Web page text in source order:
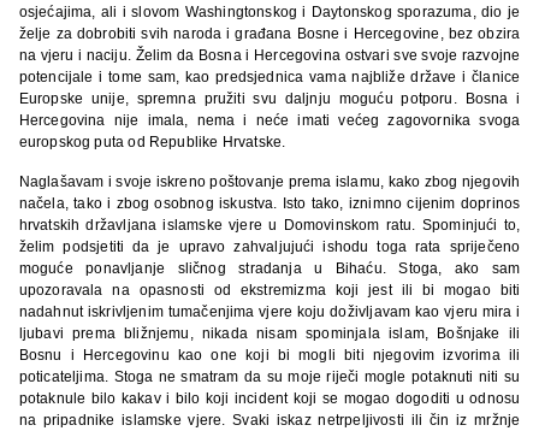
osjećajima, ali i slovom Washingtonskog i Daytonskog sporazuma, dio je
želje za dobrobiti svih naroda i građana Bosne i Hercegovine, bez obzira
na vjeru i naciju. Želim da Bosna i Hercegovina ostvari sve svoje razvojne
potencijale i tome sam, kao predsjednica vama najbliže države i članice
Europske unije, spremna pružiti svu daljnju moguću potporu. Bosna i
Hercegovina nije imala, nema i neće imati većeg zagovornika svoga
europskog puta od Republike Hrvatske.
Naglašavam i svoje iskreno poštovanje prema islamu, kako zbog njegovih
načela, tako i zbog osobnog iskustva. Isto tako, iznimno cijenim doprinos
hrvatskih državljana islamske vjere u Domovinskom ratu. Spominjući to,
želim podsjetiti da je upravo zahvaljujući ishodu toga rata spriječeno
moguće ponavljanje sličnog stradanja u Bihaću. Stoga, ako sam
upozoravala na opasnosti od ekstremizma koji jest ili bi mogao biti
nadahnut iskrivljenim tumačenjima vjere koju doživljavam kao vjeru mira i
ljubavi prema bližnjemu, nikada nisam spominjala islam, Bošnjake ili
Bosnu i Hercegovinu kao one koji bi mogli biti njegovim izvorima ili
poticateljima. Stoga ne smatram da su moje riječi mogle potaknuti niti su
potaknule bilo kakav i bilo koji incident koji se mogao dogoditi u odnosu
na pripadnike islamske vjere. Svaki iskaz netrpeljivosti ili čin iz mržnje